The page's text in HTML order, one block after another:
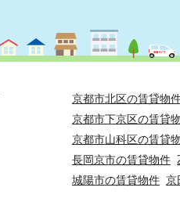
京都市北区の賃貸物
京都市下京区の賃貸
京都市山科区の賃貸
長岡京市の賃貸物件
城陽市の賃貸物件 京